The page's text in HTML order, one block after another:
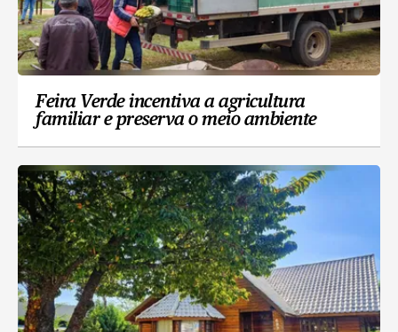
Feira Verde incentiva a agricultura
familiar e preserva o meio ambiente